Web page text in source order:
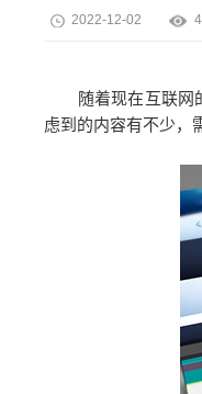
2022-12-02
随着现在互联网的
虑到的内容有不少，